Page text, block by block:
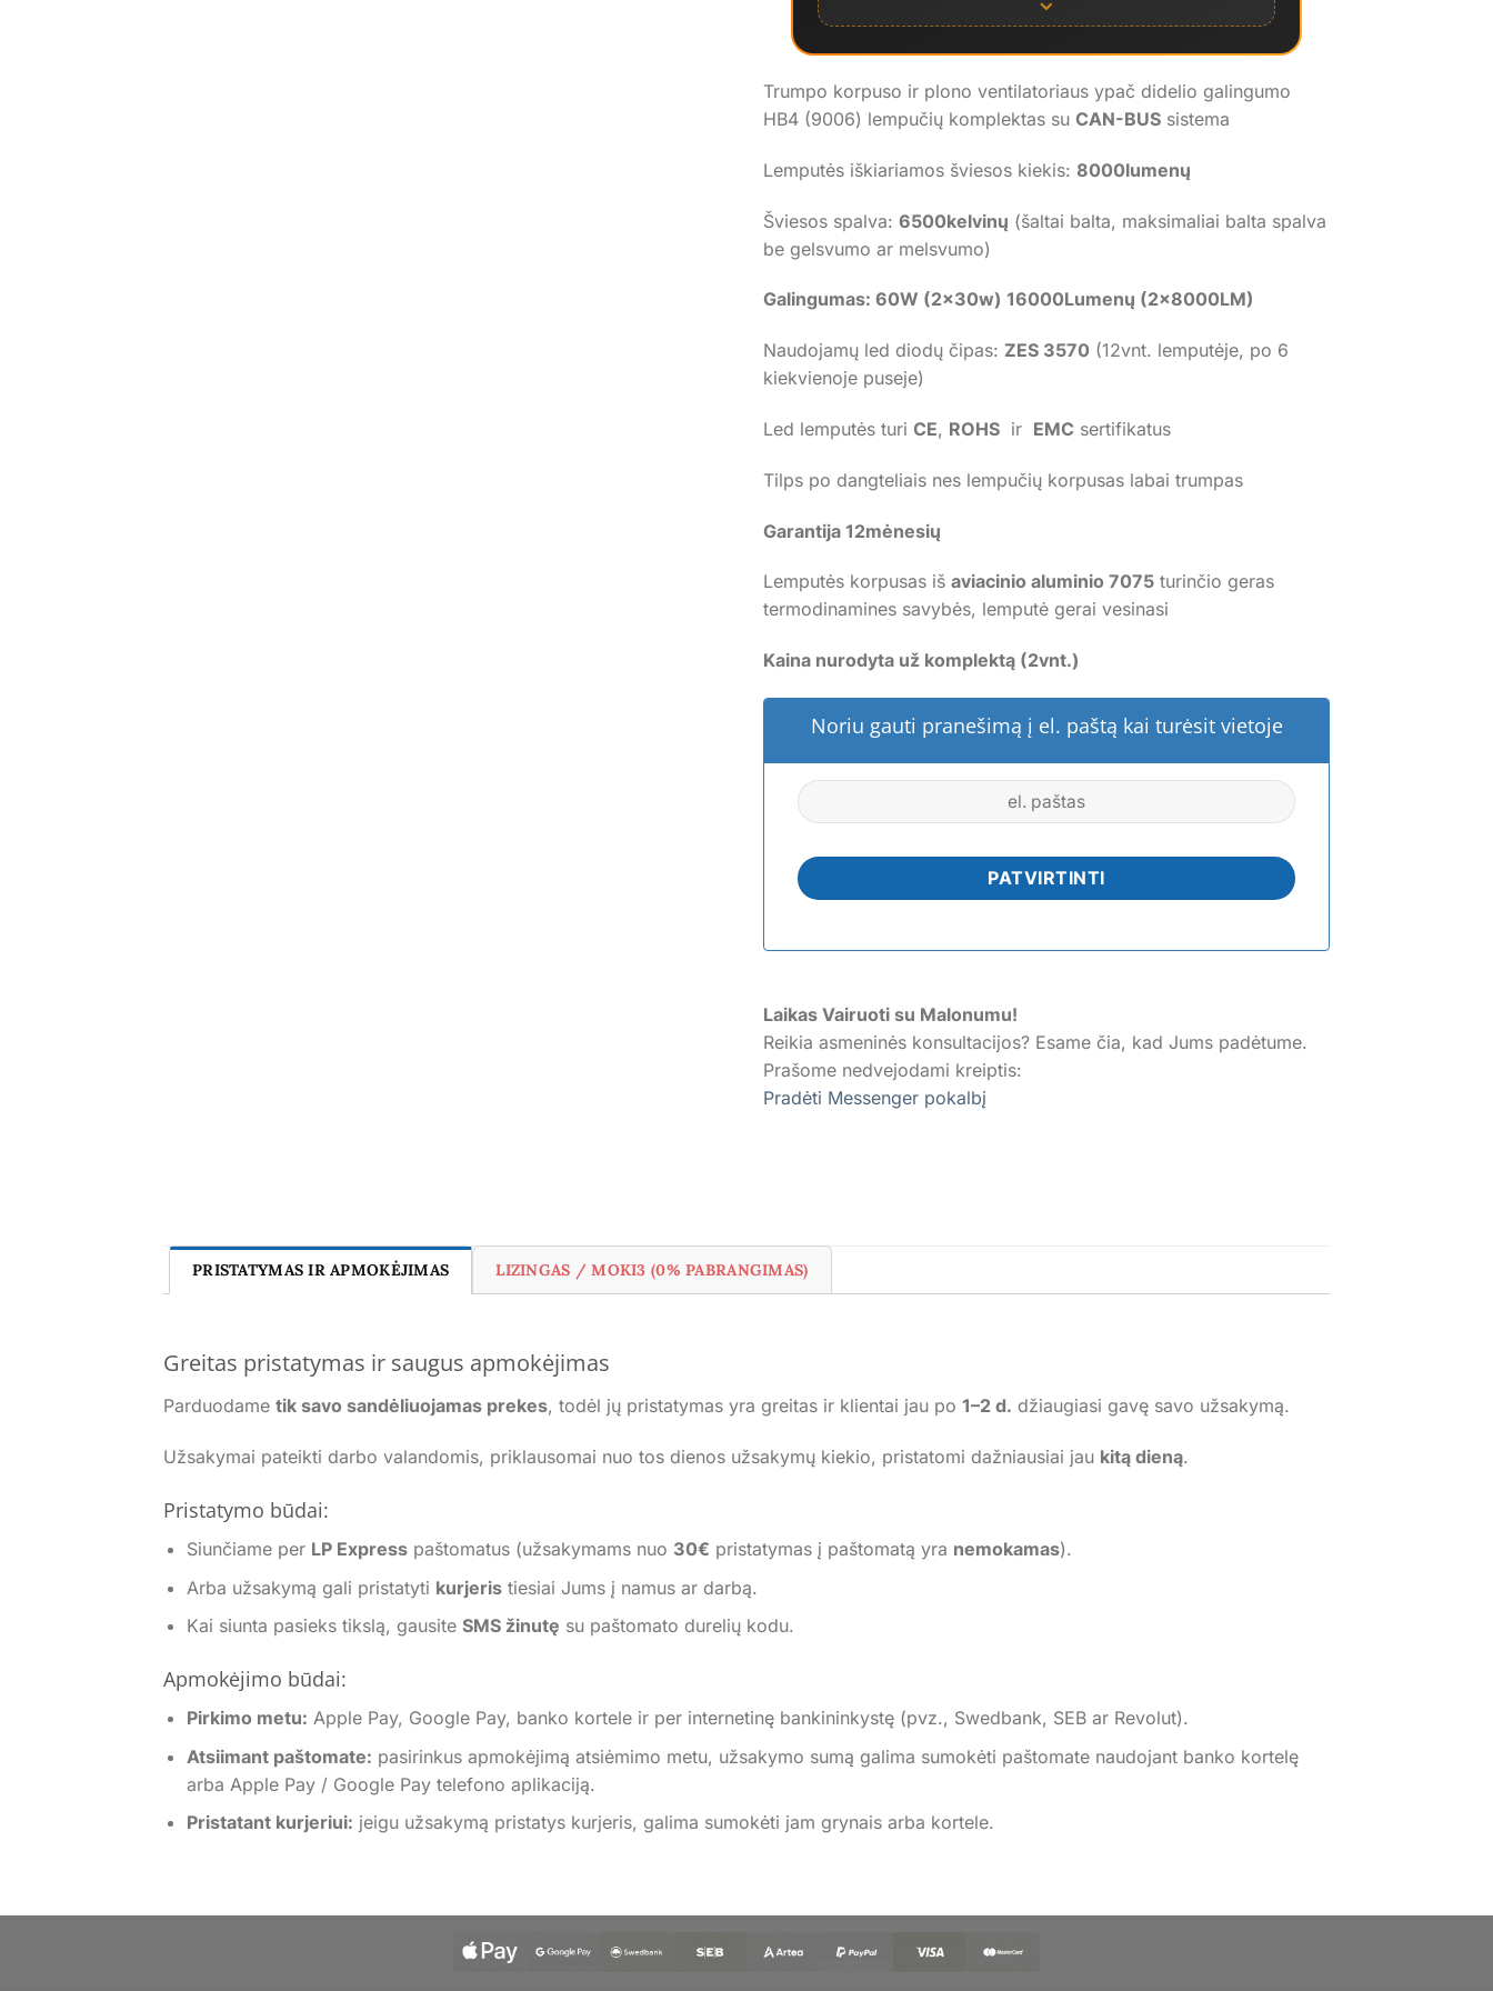
Trumpo korpuso ir plono ventilatoriaus ypač didelio galingumo
HB4 (9006) lempučių komplektas su CAN-BUS sistema
Lemputės iškiariamos šviesos kiekis: 8000lumenų
Šviesos spalva: 6500kelvinų (šaltai balta, maksimaliai balta spalva
be gelsvumo ar melsvumo)
Galingumas: 60W (2x30w) 16000Lumenų (2x8000LM)
Naudojamų led diodų čipas: ZES 3570 (12vnt. lemputėje, po 6
kiekvienoje puseje)
Led lemputės turi CE, ROHS ir EMC sertifikatus
Tilps po dangteliais nes lempučių korpusas labai trumpas
Garantija 12mėnesių
Lemputės korpusas iš aviacinio aluminio 7075 turinčio geras
termodinamines savybės, lemputė gerai vesinasi
Kaina nurodyta už komplektą (2vnt.)
Noriu gauti pranešimą į el. paštą kai turėsit vietoje
Laikas Vairuoti su Malonumu!
Reikia asmeninės konsultacijos? Esame čia, kad Jums padėtume.
Prašome nedvejodami kreiptis:
Pradėti Messenger pokalbį
PRISTATYMAS IR APMOKĖJIMAS LIZINGAS / MOKI3 (0% PABRANGIMAS)
Greitas pristatymas ir saugus apmokėjimas
Parduodame tik savo sandėliuojamas prekes, todėl jų pristatymas yra greitas ir klientai jau po 1–2 d. džiaugiasi gavę savo užsakymą.
Užsakymai pateikti darbo valandomis, priklausomai nuo tos dienos užsakymų kiekio, pristatomi dažniausiai jau kitą dieną.
Pristatymo būdai:
Siunčiame per LP Expresspaštomatus (užsakymams nuo 30€ pristatymas į paštomatą yra nemokamas).
Arba užsakymą gali pristatyti kurjeristiesiai Jums į namus ar darbą.
Kai siunta pasieks tikslą, gausite SMS žinutę su paštomato durelių kodu.
Apmokėjimo būdai:
Pirkimo metu: Apple Pay, Google Pay, banko kortele ir per internetinę bankininkystę (pvz., Swedbank, SEB ar Revolut).
Atsiimant paštomate: pasirinkus apmokėjimą atsiėmimo metu, užsakymo sumą galima sumokėti paštomate naudojant banko kortelę
arba Apple Pay / Google Pay telefono aplikaciją.
Pristatant kurjeriui: jeigu užsakymą pristatys kurjeris, galima sumokėti jam grynais arba kortele.